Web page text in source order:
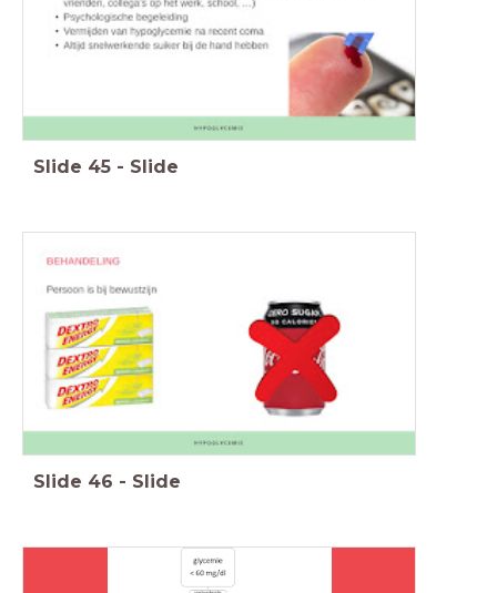
Slide 45 - Slide
Slide 46 - Slide